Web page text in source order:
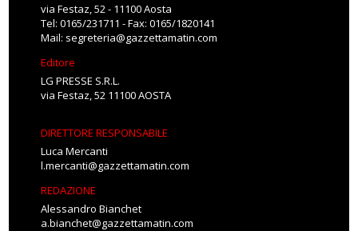
via Festaz, 52 - 11100 Aosta
Tel: 0165/231711 - Fax: 0165/1820141
Mail: segreteria@gazzettamatin.com
Editore
LG PRESSE S.R.L.
via Festaz, 52 11100 AOSTA
DIRETTORE RESPONSABILE
Luca Mercanti
l.mercanti@gazzettamatin.com
REDAZIONE
Alessandro Bianchet
a.bianchet@gazzettamatin.com